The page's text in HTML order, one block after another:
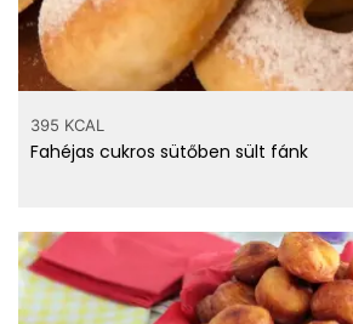
395 KCAL
Fahéjas cukros sütőben sült fánk